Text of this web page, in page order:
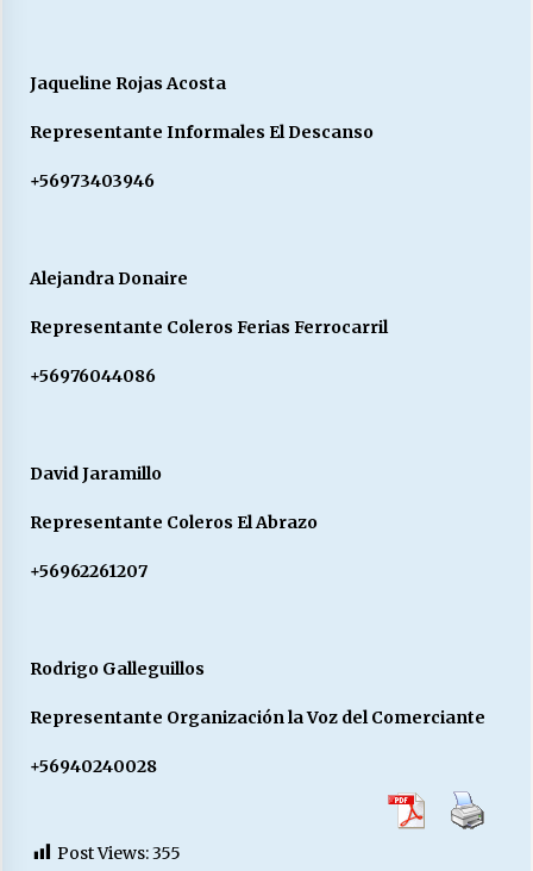
Jaqueline Rojas Acosta
Representante Informales El Descanso
+56973403946
Alejandra Donaire
Representante Coleros Ferias Ferrocarril
+56976044086
David Jaramillo
Representante Coleros El Abrazo
+56962261207
Rodrigo Galleguillos
Representante Organización la Voz del Comerciante
+56940240028
Post Views:355